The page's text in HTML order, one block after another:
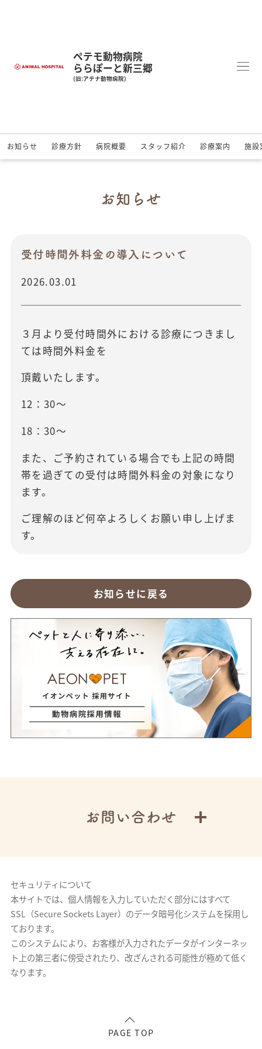
ペテモ動物病院
ららぽーと新三郷
(旧:アテナ動物病院)
お知らせ 診療方針 病院概要 スタッフ紹介 診療案内 施設
お知らせ
受付時間外料金の導入について
2026.03.01
３月より受付時間外における診療につきまし
ては時間外料金を
頂戴いたします。
12：30～
18：30～
また、ご予約されている場合でも上記の時間
帯を過ぎての受付は時間外料金の対象になり
ます。
ご理解のほど何卒よろしくお願い申し上げま
す。
お知らせに戻る
お問い合わせ
セキュリティについて
本サイトでは、個人情報を入力していただく部分にはすべて
SSL（Secure Sockets Layer）のデータ暗号化システムを採用し
ております。
このシステムにより、お客様が入力されたデータがインターネッ
ト上の第三者に傍受されたり、改ざんされる可能性が極めて低く
なります。
PAGE TOP